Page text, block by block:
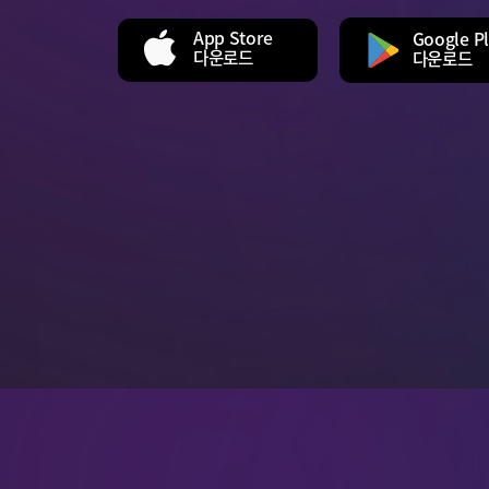
App Store
다운로드
Google
다운로드